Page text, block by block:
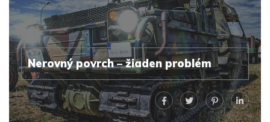
Nerovný povrch – žiaden problém